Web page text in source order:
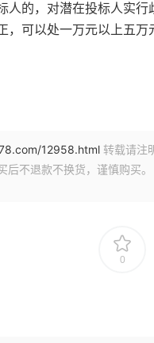
人的，对潜在投标人实
，可以处一万元以上五万
12958.html 转载请注
不退款不换货，谨慎购买。
0